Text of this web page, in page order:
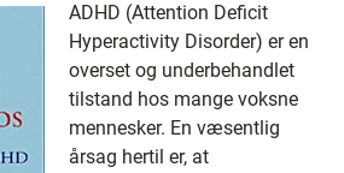
ADHD (Attention Deficit
Hyperactivity Disorder) er en
overset og underbehandlet
tilstand hos mange voksne
mennesker. En væsentlig
årsag hertil er, at